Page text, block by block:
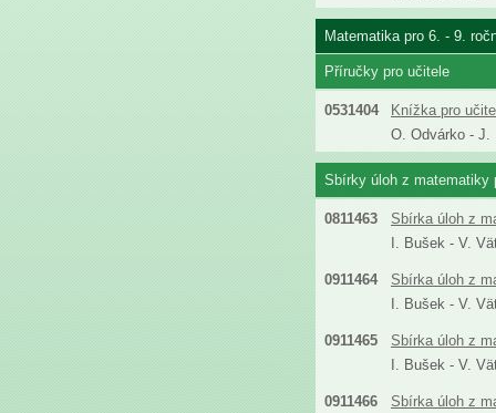
Matematika pro 6. - 9.
Příručky pro učitele
0531404
Knížka pro
O. Odvárko - J.
Sbírky úloh z matematiky
0811463
Sbírka úloh z
I. Bušek - V.
0911464
Sbírka úloh z
I. Bušek - V.
0911465
Sbírka úloh z
I. Bušek - V.
0911466
Sbírka úloh z